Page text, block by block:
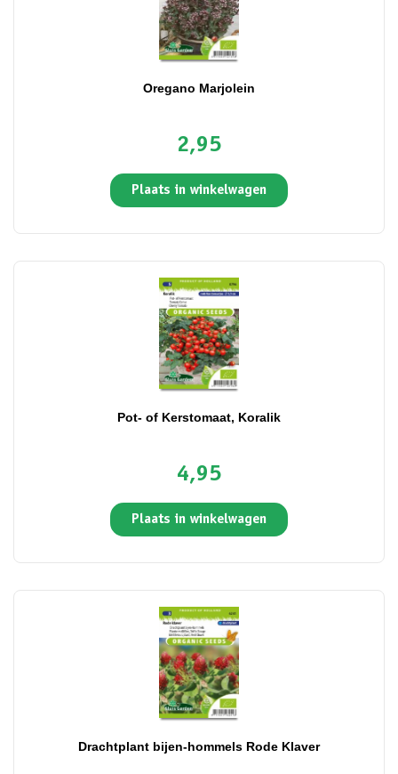
Oregano Marjolein
2,95
Plaats in winkelwagen
Pot- of Kerstomaat, Koralik
4,95
Plaats in winkelwagen
Drachtplant bijen-hommels Rode Klaver